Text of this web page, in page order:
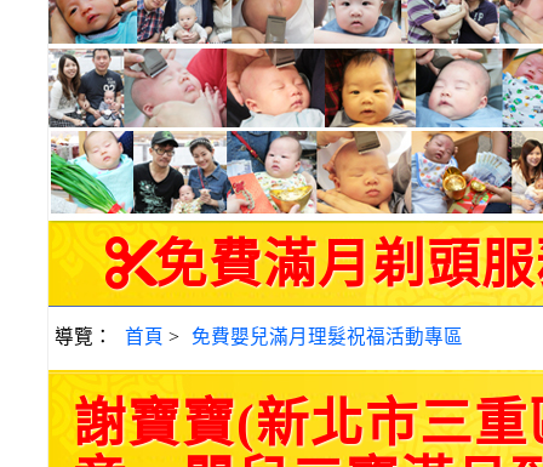
免費滿月剃頭服
導覽： 首頁 > 免費嬰兒滿月理髮祝福活動專區
謝寶寶(新北市三